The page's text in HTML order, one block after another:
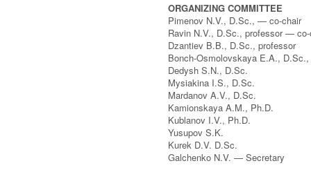
ORGANIZING COMMITTEE
Pimenov N.V., D.Sc., — co-chair
Ravin N.V., D.Sc., professor —
Dzantiev B.B., D.Sc., professor
Bonch-Osmolovskaya E.A.,
Dedysh S.N., D.Sc.
Mysiakina I.S., D.Sc.
Mardanov A.V., D.Sc.
Kamionskaya A.M., Ph.D.
Kublanov I.V., Ph.D.
Yusupov S.K.
Kurek D.V. D.Sc.
Galchenko N.V. — Secretary